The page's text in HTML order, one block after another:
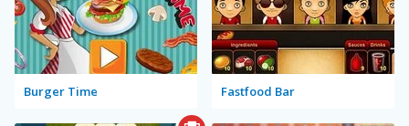
Burger Time Fastfood Bar